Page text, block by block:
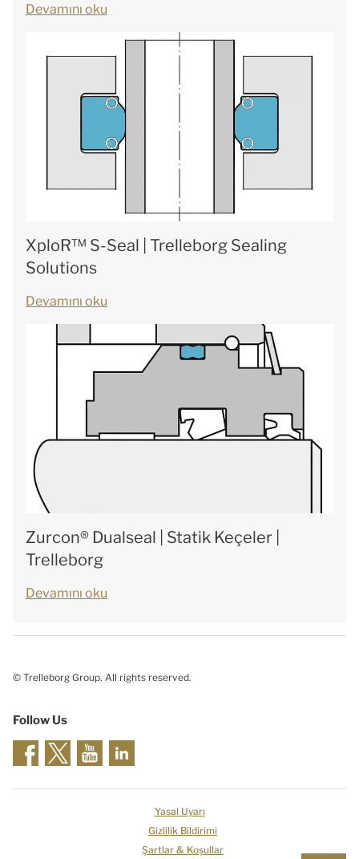
Devamını oku
XploR™ S-Seal | Trelleborg Sealing
Solutions
Devamını oku
Zurcon® Dualseal | Statik Keçeler |
Trelleborg
Devamını oku
© Trelleborg Group. All rights reserved.
Follow Us
Yasal Uyarı
Gizlilik Bildirimi
Şartlar & Koşullar